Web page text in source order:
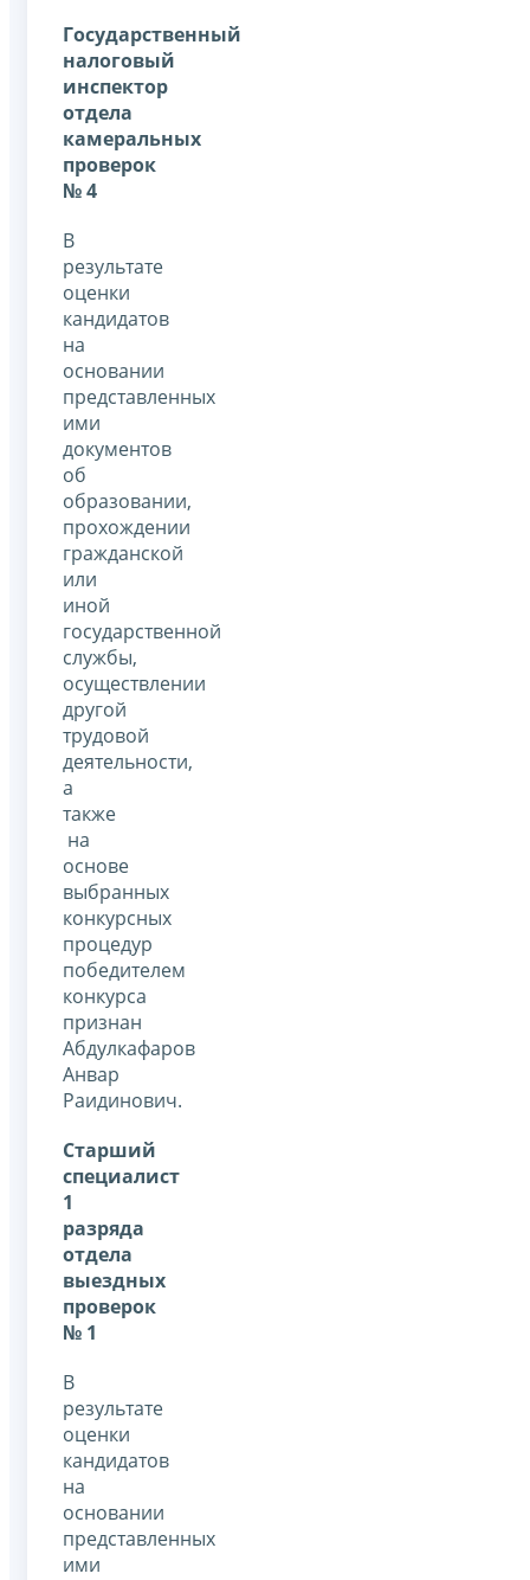
Государственный
налоговый
инспектор
отдела
камеральных
проверок
№ 4
В
результате
оценки
кандидатов
на
основании
представленных
ими
документов
об
образовании,
прохождении
гражданской
или
иной
государственной
службы,
осуществлении
другой
трудовой
деятельности,
а
также
на
основе
выбранных
конкурсных
процедур
победителем
конкурса
признан
Абдулкафаров
Анвар
Раидинович.
Старший
специалист
1
разряда
отдела
выездных
проверок
№ 1
В
результате
оценки
кандидатов
на
основании
представленных
ими